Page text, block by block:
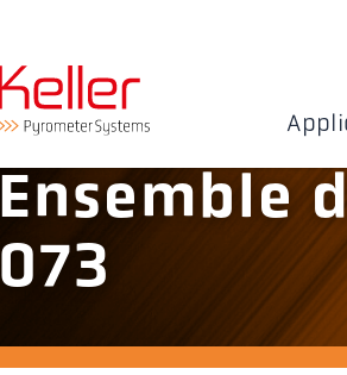
Ensemble
073